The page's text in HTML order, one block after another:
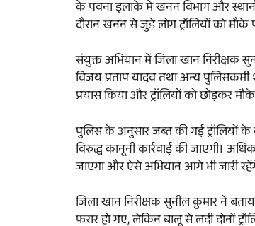
के पवना इलाके में खनन विभाग और
दौरान खनन से जुड़े लोग ट्रॉलियों को
संयुक्त अभियान में जिला खान
विजय प्रताप यादव तथा अन्य
प्रयास किया और ट्रॉलियों को छोड़कर
पुलिस के अनुसार जब्त की गई ट्रॉलियों के
विरुद्ध कानूनी कार्रवाई की जाएगी।
जाएगा और ऐसे अभियान आगे भी जारी
जिला खान निरीक्षक सुनील कुमार ने
फरार हो गए, लेकिन बालू से लदी दोनों